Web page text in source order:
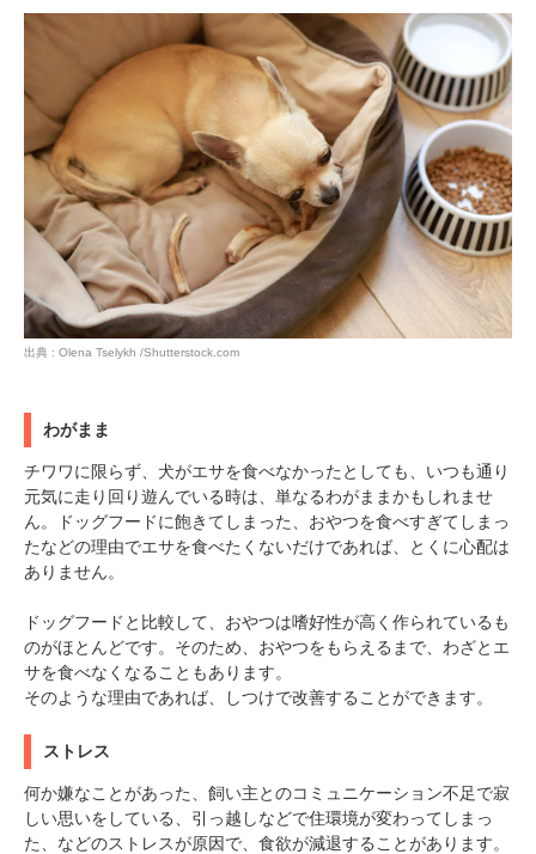
出典 : Olena Tselykh /Shutterstock.com
わがまま
チワワに限らず、犬がエサを食べなかったとしても、いつも通り
元気に走り回り遊んでいる時は、単なるわがままかもしれませ
ん。ドッグフードに飽きてしまった、おやつを食べすぎてしまっ
たなどの理由でエサを食べたくないだけであれば、とくに心配は
ありません。
ドッグフードと比較して、おやつは嗜好性が高く作られているも
のがほとんどです。そのため、おやつをもらえるまで、わざとエ
サを食べなくなることもあります。
そのような理由であれば、しつけで改善することができます。
ストレス
何か嫌なことがあった、飼い主とのコミュニケーション不足で寂
しい思いをしている、引っ越しなどで住環境が変わってしまっ
た、などのストレスが原因で、食欲が減退することがあります。